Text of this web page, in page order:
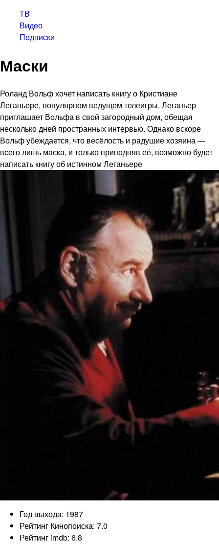
ТВ
Видео
Подписки
Маски
Роланд Вольф хочет написать книгу о Кристиане
Леганьере, популярном ведущем телеигры. Леганьер
приглашает Вольфа в свой загородный дом, обещая
несколько дней пространных интервью. Однако вскоре
Вольф убеждается, что весёлость и радушие хозяина —
всего лишь маска, и только приподняв её, возможно будет
написать книгу об истинном Леганьере
Год выхода: 1987
Рейтинг Кинопоиска: 7.0
Рейтинг imdb: 6.8